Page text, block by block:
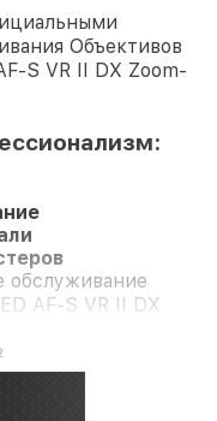
Объективов
S VR II DX Zoom-
обслуживание
AF-S VR II DX